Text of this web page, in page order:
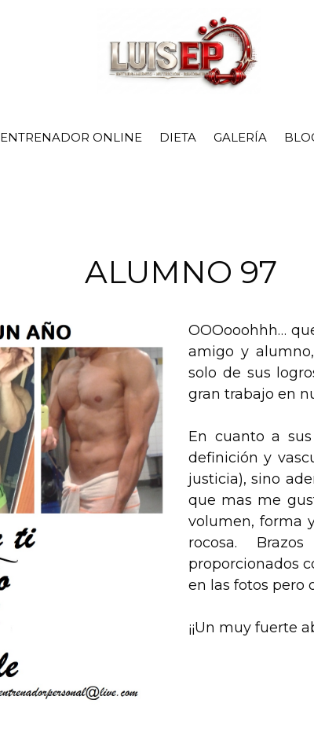
ENTRENADOR ONLINE DIETA GALERÍA
ALUMNO 97
OOOooohhh…
amigo y
solo de sus
gran trabajo en
En cuanto a
definición y
justicia), sino
que mas me
volumen, forma
rocosa.
proporcionados
en las fotos pero
¡¡Un muy fuerte